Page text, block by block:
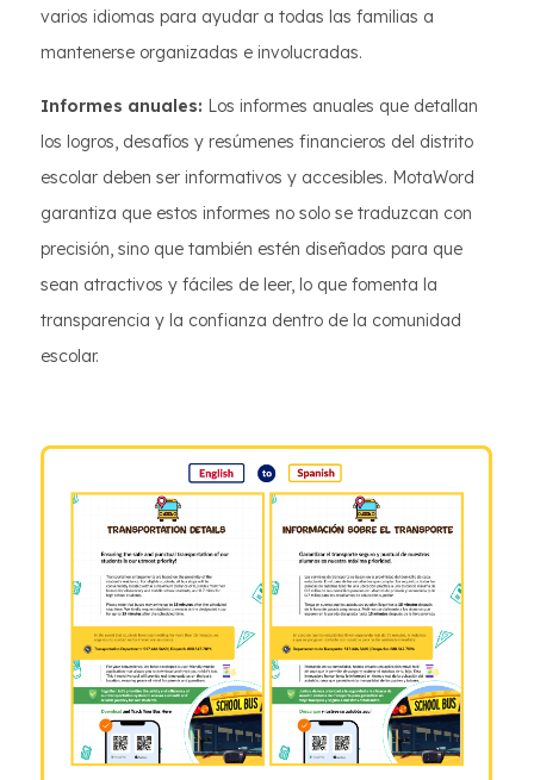
varios idiomas para ayudar a todas las familias a
mantenerse organizadas e involucradas.
Informes anuales: Los informes anuales que detallan
los logros, desafíos y resúmenes financieros del distrito
escolar deben ser informativos y accesibles. MotaWord
garantiza que estos informes no solo se traduzcan con
precisión, sino que también estén diseñados para que
sean atractivos y fáciles de leer, lo que fomenta la
transparencia y la confianza dentro de la comunidad
escolar.